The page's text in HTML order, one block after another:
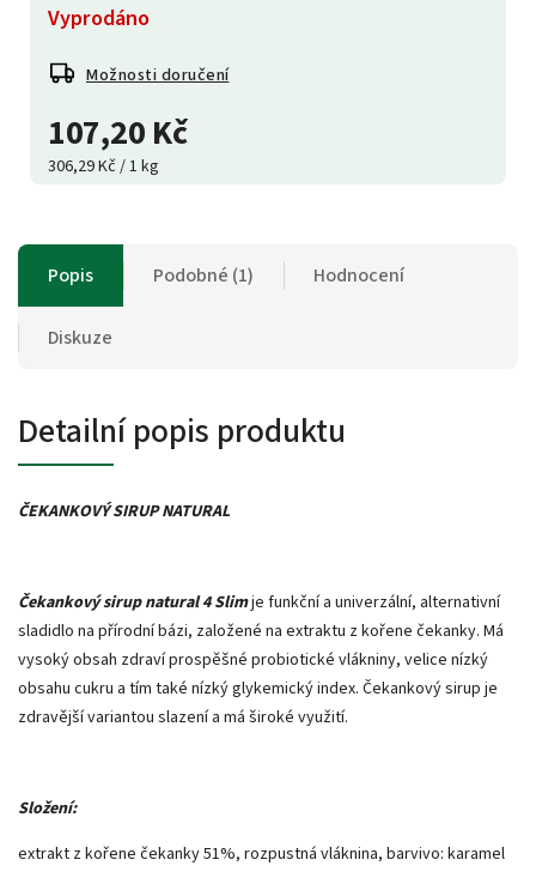
107,20 Kč
306,29 Kč / 1 kg
Vyprodáno
Možnosti doručení
Popis Podobné (1) Hodnocení
Diskuze
Detailní popis produktu
ČEKANKOVÝ SIRUP NATURAL
Čekankový sirup natural 4 Slimje funkční a univerzální, alternativní
sladidlo na přírodní bázi, založené na extraktu z kořene čekanky. Má
vysoký obsah zdraví prospěšné probiotické vlákniny, velice nízký
obsahu cukru a tím také nízký glykemický index. Čekankový sirup je
zdravější variantou slazení a má široké využití.
Složení:
extrakt z kořene čekanky 51%, rozpustná vláknina, barvivo: karamel